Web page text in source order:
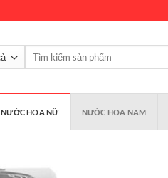
Tìm
NƯỚC HOA NỮ NƯỚC HOA NAM